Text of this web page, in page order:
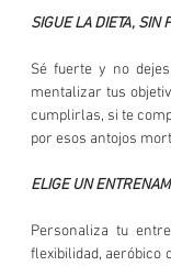
SIGUE LA DIETA, SIN
Sé fuerte y no
mentalizar tus
cumplirlas, si te
por esos antojos
ELIGE UN
Personaliza tu
flexibilidad, aeróbico